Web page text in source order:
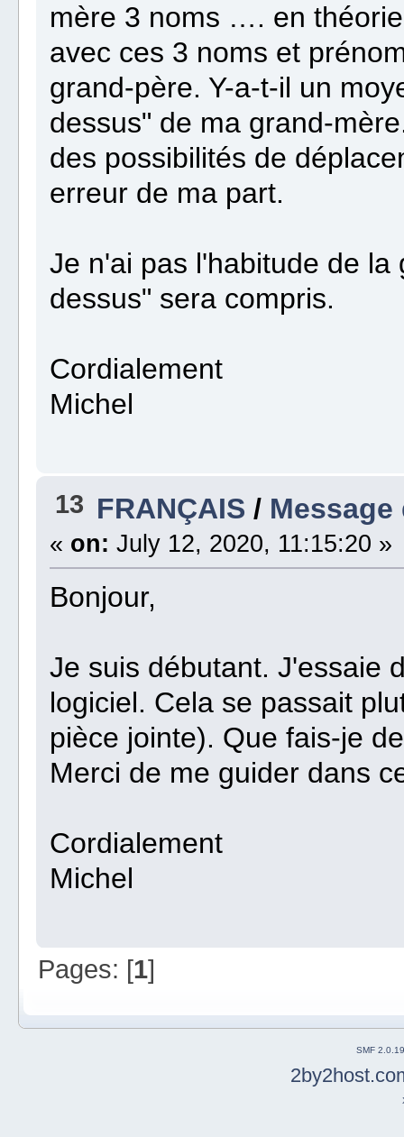
mère 3 noms …. en
avec ces 3 noms et
grand-père. Y-a-t-il un
dessus" de ma grand-
des possibilités de
erreur de ma part.
Je n'ai pas l'habitude de
dessus" sera compris.
Cordialement
Michel
13 FRANÇAIS /
« on: July 12, 2020, 11:15:20 »
Bonjour,
Je suis débutant. J'essaie
logiciel. Cela se passait
pièce jointe). Que fais-je
Merci de me guider dans
Cordialement
Michel
Pages: [1]
SMF 2.0.19